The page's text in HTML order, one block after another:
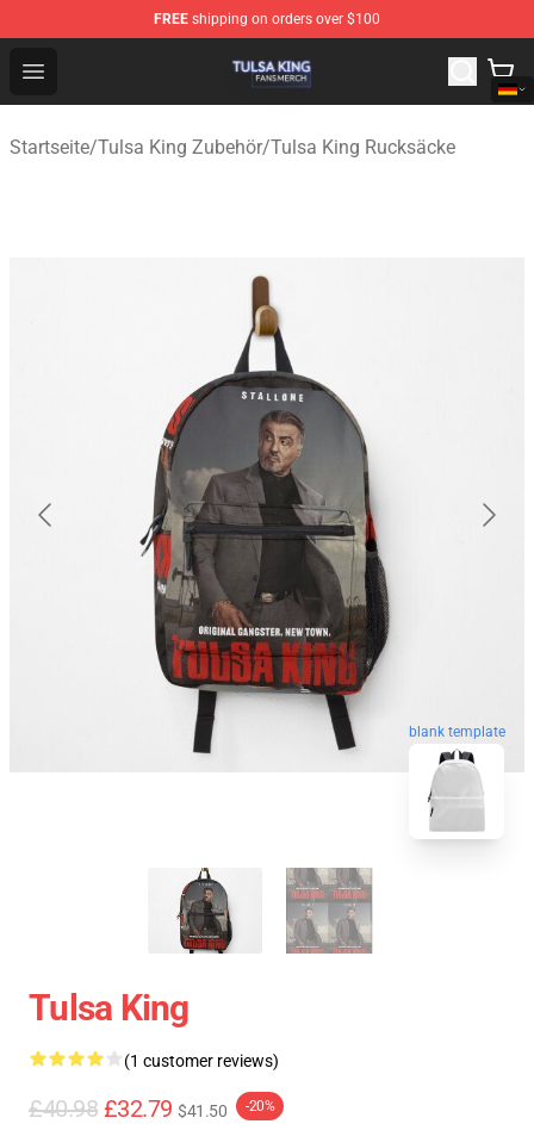
FREE shipping on orders over $100
Open menu
Tulsa King Shop - Official Tulsa King Merchandise Store
Startseite/Tulsa King Zubehör/Tulsa King Rucksäcke
blank template
Tulsa King
(1 customer reviews)
£40.98 £32.79 $41.50 -20%